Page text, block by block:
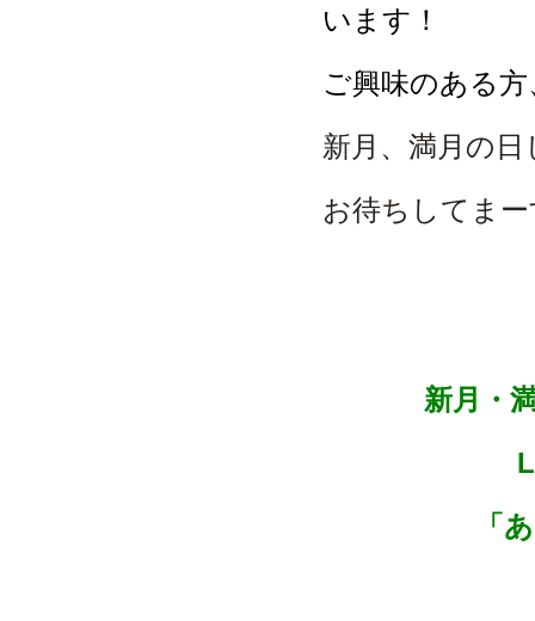
います！
ご興味のある
新月、満月の
お待ちしてま
新月・
「